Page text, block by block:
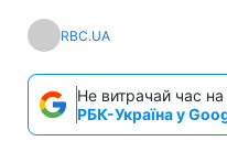
RBC.UA
Не витрачай час
РБК-Україна у